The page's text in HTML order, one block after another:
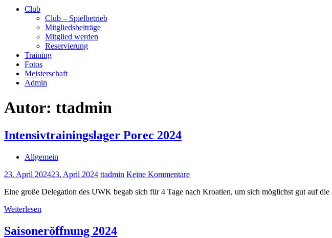
Club
Club – Spielbetrieb
Mitgliedsbeiträge
Mitglied werden
Reservierung
Training
Fotos
Meisterschaft
Admin
Autor: ttadmin
Intensivtrainingslager Porec 2024
Allgemein
23. April 202423. April 2024 ttadmin Keine Kommentare
Eine große Delegation des UWK begab sich für 4 Tage nach Kroatien, um sich möglichst gut auf
Weiterlesen
Saisoneröffnung 2024